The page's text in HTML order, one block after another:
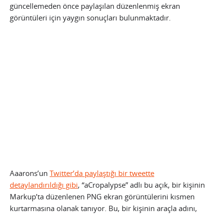
güncellemeden önce paylaşılan düzenlenmiş ekran
görüntüleri için yaygın sonuçları bulunmaktadır.
Aaarons’un Twitter’da paylaştığı bir tweette
detaylandırıldığı gibi, “aCropalypse” adlı bu açık, bir kişinin
Markup’ta düzenlenen PNG ekran görüntülerini kısmen
kurtarmasına olanak tanıyor. Bu, bir kişinin araçla adını,